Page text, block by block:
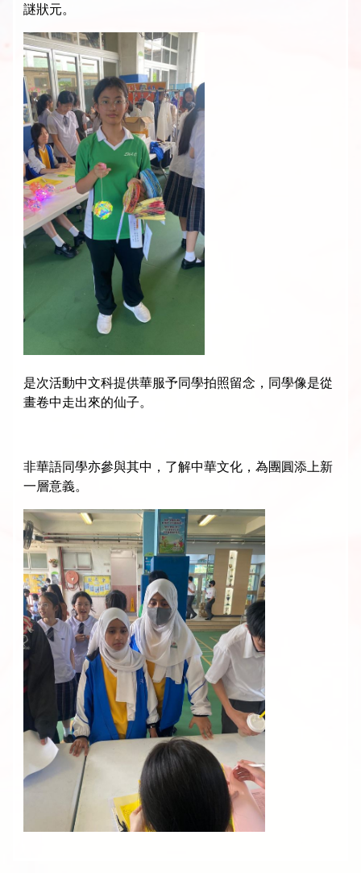
謎狀元。
是次活動中文科提供華服予同學拍照留念，同學像是從
畫卷中走出來的仙子。
非華語同學亦參與其中，了解中華文化，為團圓添上新
一層意義。